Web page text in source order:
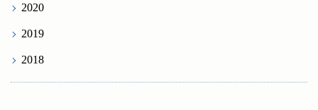
2020
2019
2018